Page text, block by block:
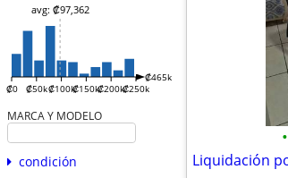
₡0 ₡50k₡100k₡150k₡200k₡250k
₡465k
avg: ₡97,362
MARCA Y MODELO
condición
•